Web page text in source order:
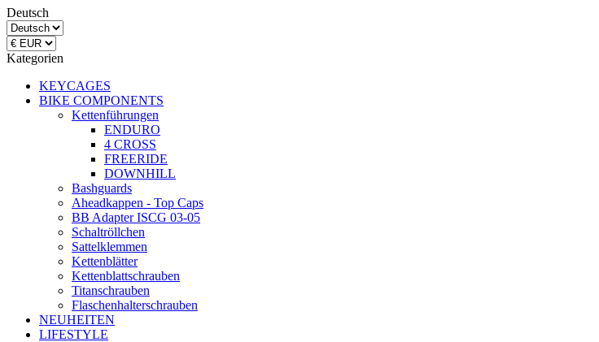
Deutsch
Kategorien
KEYCAGES
BIKE COMPONENTS
Kettenführungen
ENDURO
4 CROSS
FREERIDE
DOWNHILL
Bashguards
Aheadkappen - Top Caps
BB Adapter ISCG 03-05
Schaltröllchen
Sattelklemmen
Kettenblätter
Kettenblattschrauben
Titanschrauben
Flaschenhalterschrauben
NEUHEITEN
LIFESTYLE